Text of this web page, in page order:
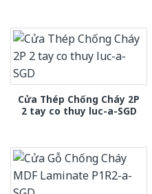
Cửa Thép Chống Cháy 2P
2 tay co thuy luc-a-SGD